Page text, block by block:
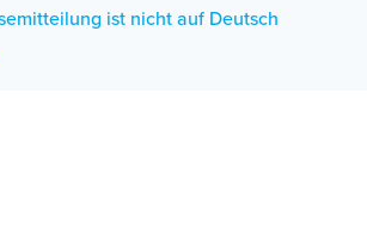
ist nicht auf Deutsch